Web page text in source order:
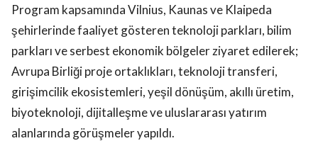
Program kapsamında Vilnius, Kaunas ve Klaipeda
şehirlerinde faaliyet gösteren teknoloji parkları, bilim
parkları ve serbest ekonomik bölgeler ziyaret edilerek;
Avrupa Birliği proje ortaklıkları, teknoloji transferi,
girişimcilik ekosistemleri, yeşil dönüşüm, akıllı üretim,
biyoteknoloji, dijitalleşme ve uluslararası yatırım
alanlarında görüşmeler yapıldı.